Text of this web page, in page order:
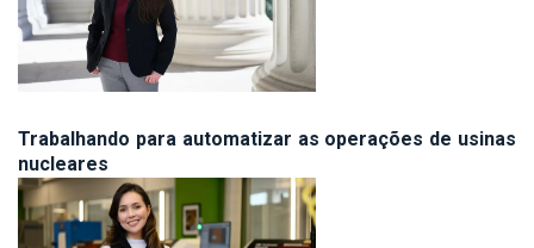
Trabalhando para automatizar as operações de usinas
nucleares